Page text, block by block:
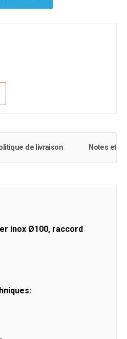
de livraison Notes et
inox Ø100, raccord